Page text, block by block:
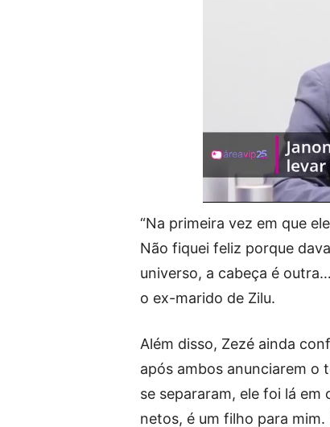
“Na primeira vez em que
Não fiquei feliz porque
universo, a cabeça é
o ex-marido de Zilu.
Além disso, Zezé ainda
após ambos anunciarem o
se separaram, ele foi lá em
netos, é um filho para